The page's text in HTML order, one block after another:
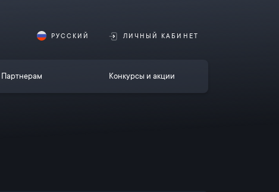
РУССКИЙ ЛИЧНЫЙ КАБИНЕТ
Партнерам Конкурсы и акции